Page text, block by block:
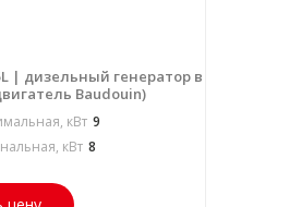
| дизельный генератор в
Baudouin)
кВт 9
кВт 8